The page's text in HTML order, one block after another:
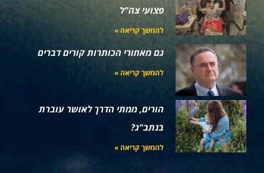
פצועי צה"ל
להמשך קריאה »
גם מאחורי הכותרות קורים דברים
להמשך קריאה »
הורים, ממתי הדרך לאושר עוברת
בנתב"ג?
להמשך קריאה »